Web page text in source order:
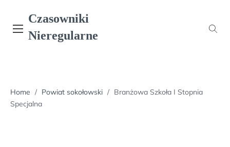
content
Czasowniki
Nieregularne
Home / Powiat sokołowski / Branżowa Szkoła I Stopnia
Specjalna